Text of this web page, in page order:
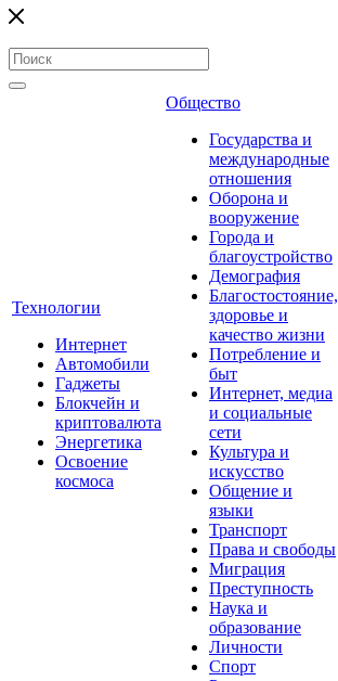
Технологии
Интернет
Автомобили
Гаджеты
Блокчейн и
криптовалюта
Энергетика
Освоение
космоса
Общество
Государства и
международные
отношения
Оборона и
вооружение
Города и
благоустройство
Демография
Благостостояние,
здоровье и
качество жизни
Потребление и
быт
Интернет, медиа
и социальные
сети
Культура и
искусство
Общение и
языки
Транспорт
Права и свободы
Миграция
Преступность
Наука и
образование
Личности
Спорт